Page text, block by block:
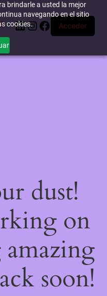
brindarle a usted la mejor
navegando en el sitio
cookies.
LinkedIn
Instagram
Facebook
Acceder
dust!
on
soon!